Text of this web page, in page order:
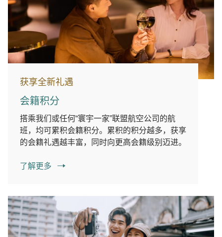
获享全新礼遇
会籍积分
搭乘我们或任何“寰宇一家”联盟航空公司的航
班，均可累积会籍积分。累积的积分越多，获享
的会籍礼遇越丰富，同时向更高会籍级别迈进。
了解更多